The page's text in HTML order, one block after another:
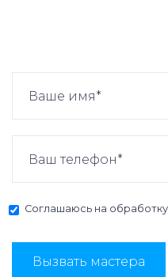
Соглашаюсь на
Вызвать мастера